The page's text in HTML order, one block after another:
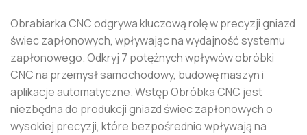
Obrabiarka CNC odgrywa kluczową rolę w precyzji gniazd
świec zapłonowych, wpływając na wydajność systemu
zapłonowego. Odkryj 7 potężnych wpływów obróbki
CNC na przemysł samochodowy, budowę maszyn i
aplikacje automatyczne. Wstęp Obróbka CNC jest
niezbędna do produkcji gniazd świec zapłonowych o
wysokiej precyzji, które bezpośrednio wpływają na